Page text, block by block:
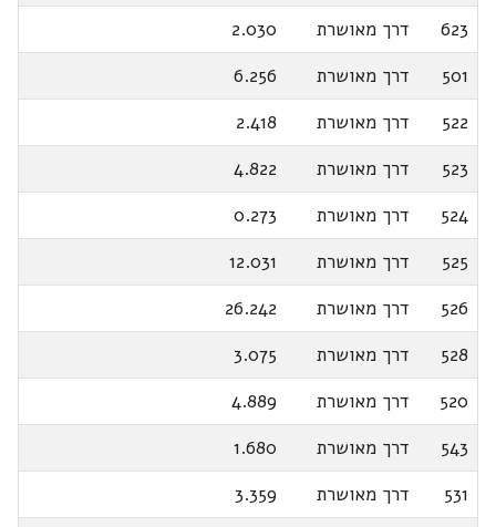
623
דרך מאושרת
2.030
501
דרך מאושרת
6.256
522
דרך מאושרת
2.418
523
דרך מאושרת
4.822
524
דרך מאושרת
0.273
525
דרך מאושרת
12.031
526
דרך מאושרת
26.242
528
דרך מאושרת
3.075
520
דרך מאושרת
4.889
543
דרך מאושרת
1.680
531
דרך מאושרת
3.359